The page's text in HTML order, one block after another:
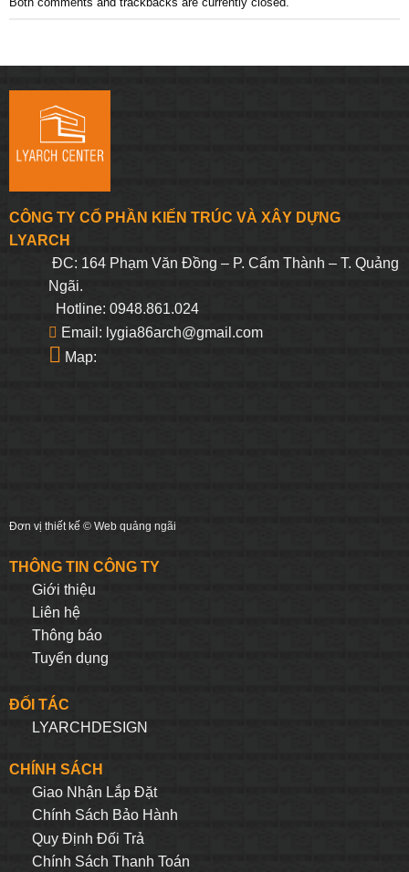
CÔNG TY CỔ PHẦN KIẾN TRÚC VÀ XÂY DỰNG
LYARCH
ĐC: 164 Phạm Văn Đồng – P. Cẩm Thành – T. Quảng
Ngãi.
Hotline: 0948.861.024
Email: lygia86arch@gmail.com
Map:
Đơn vị thiết kế © Web quảng ngãi
THÔNG TIN CÔNG TY
Giới thiệu
Liên hệ
Thông báo
Tuyển dụng
ĐỐI TÁC
LYARCHDESIGN
CHÍNH SÁCH
Giao Nhận Lắp Đặt
Chính Sách Bảo Hành
Quy Định Đối Trả
Chính Sách Thanh Toán